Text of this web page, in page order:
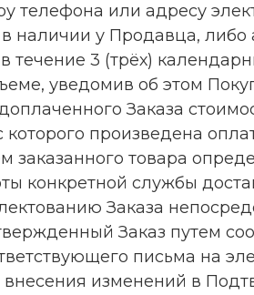
телефона или адресу
наличии у Продавца,
течение 3 (трёх)
уведомив об этом
Заказа
произведена
заказанного товара
конкретной службы
Заказа
Заказ путем
письма на
изменений в